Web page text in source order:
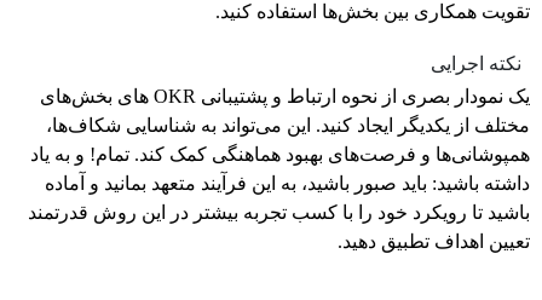
تقویت همکاری بین بخش‌ها استفاده کنید.
نکته اجرایی
یک نمودار بصری از نحوه ارتباط و پشتیبانی OKR های بخش‌های
مختلف از یکدیگر ایجاد کنید. این می‌تواند به شناسایی شکاف‌ها،
همپوشانی‌ها و فرصت‌های بهبود هماهنگی کمک کند. تمام! و به یاد
داشته باشید: باید صبور باشید، به این فرآیند متعهد بمانید و آماده
باشید تا رویکرد خود را با کسب تجربه بیشتر در این روش قدرتمند
تعیین اهداف تطبیق دهید.